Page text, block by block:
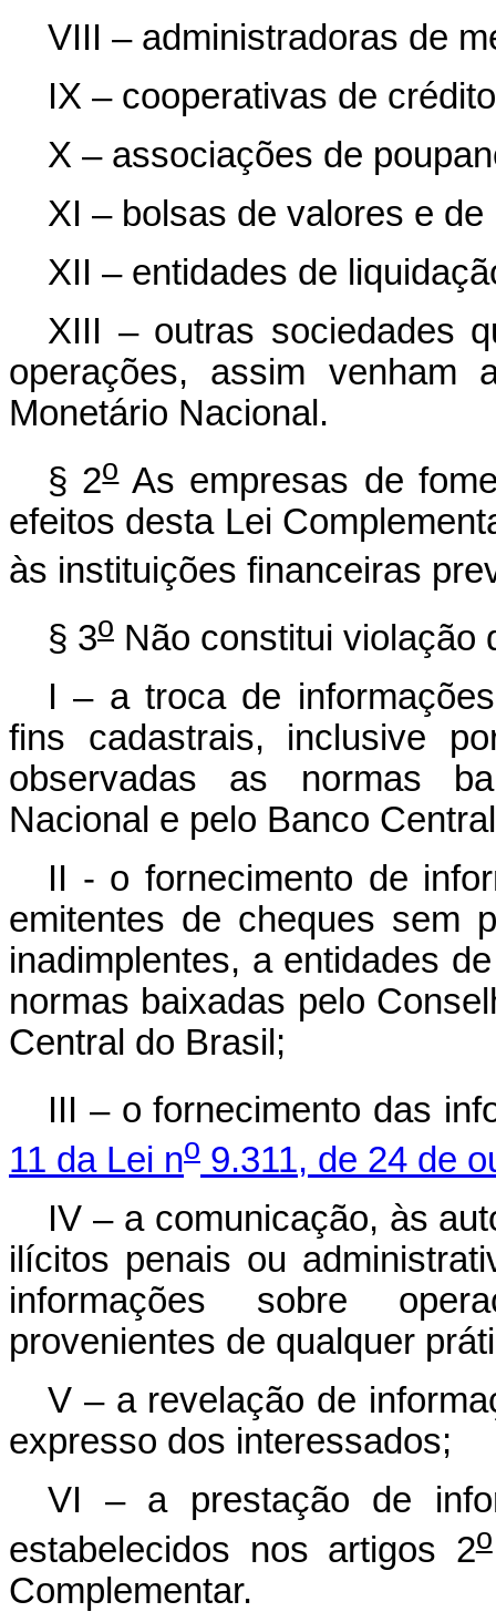
VIII – administradoras de
IX – cooperativas de
X – associações de
XI – bolsas de valores e
XII – entidades de
XIII – outras sociedades
operações, assim venham
Monetário Nacional.
§ 2oAs empresas de
efeitos desta Lei
às instituições financeiras
§ 3o Não constitui violação
I – a troca de
fins cadastrais, inclusive
observadas as normas
Nacional e pelo Banco
II - o fornecimento de
emitentes de cheques sem
inadimplentes, a entidades
normas baixadas pelo
Central do Brasil;
III – o fornecimento das
11 da Lei no 9.311, de 24 de
IV – a comunicação, às
ilícitos penais ou
informações sobre
provenientes de qualquer
V – a revelação de
expresso dos interessados;
VI – a prestação de
estabelecidos nos artigos 2o
Complementar.